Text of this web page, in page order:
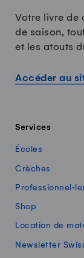
Votre livre de
de saison,
et les atouts
Accéder au
Services
Écoles
Crèches
Shop
Location de
Newsletter